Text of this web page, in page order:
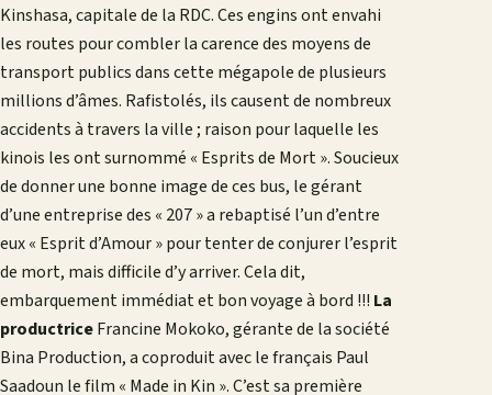
Kinshasa, capitale de la RDC. Ces engins ont envahi
les routes pour combler la carence des moyens de
transport publics dans cette mégapole de plusieurs
millions d’âmes. Rafistolés, ils causent de nombreux
accidents à travers la ville ; raison pour laquelle les
kinois les ont surnommé « Esprits de Mort ». Soucieux
de donner une bonne image de ces bus, le gérant
d’une entreprise des « 207 » a rebaptisé l’un d’entre
eux « Esprit d’Amour » pour tenter de conjurer l’esprit
de mort, mais difficile d’y arriver. Cela dit,
embarquement immédiat et bon voyage à bord !!! La
productriceFrancine Mokoko, gérante de la société
Bina Production, a coproduit avec le français Paul
Saadoun le film « Made in Kin ». C’est sa première